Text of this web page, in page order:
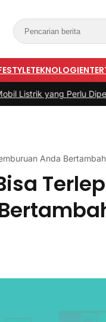
TEKNOLOGI
Perlu Diperhatikan |#3
Anda Bertambah